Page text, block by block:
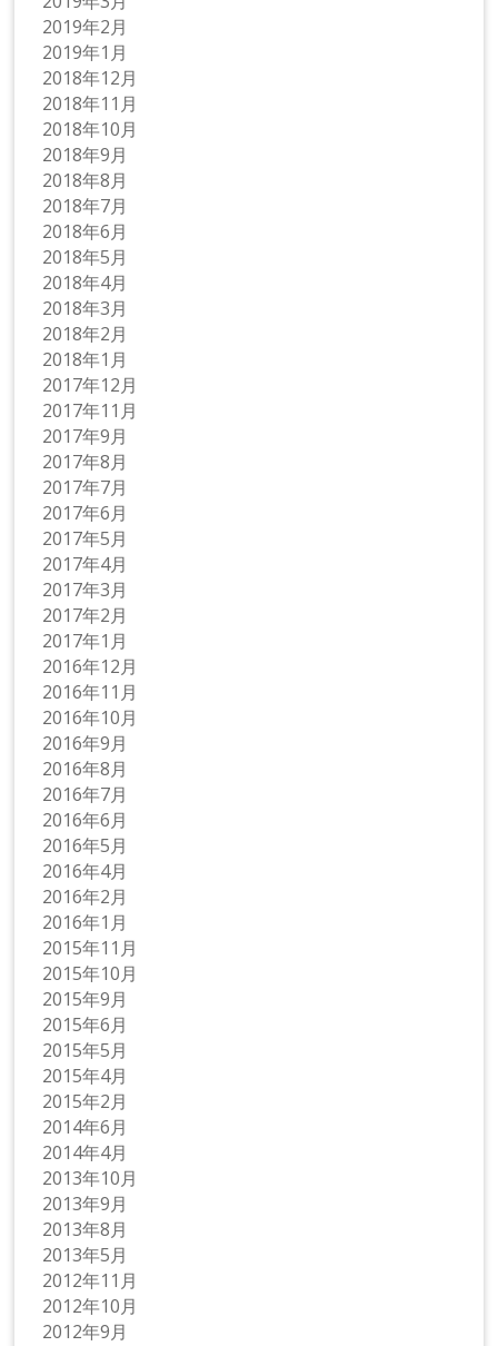
2019年2月
2019年1月
2018年12月
2018年11月
2018年10月
2018年9月
2018年8月
2018年7月
2018年6月
2018年5月
2018年4月
2018年3月
2018年2月
2018年1月
2017年12月
2017年11月
2017年9月
2017年8月
2017年7月
2017年6月
2017年5月
2017年4月
2017年3月
2017年2月
2017年1月
2016年12月
2016年11月
2016年10月
2016年9月
2016年8月
2016年7月
2016年6月
2016年5月
2016年4月
2016年2月
2016年1月
2015年11月
2015年10月
2015年9月
2015年6月
2015年5月
2015年4月
2015年2月
2014年6月
2014年4月
2013年10月
2013年9月
2013年8月
2013年5月
2012年11月
2012年10月
2012年9月